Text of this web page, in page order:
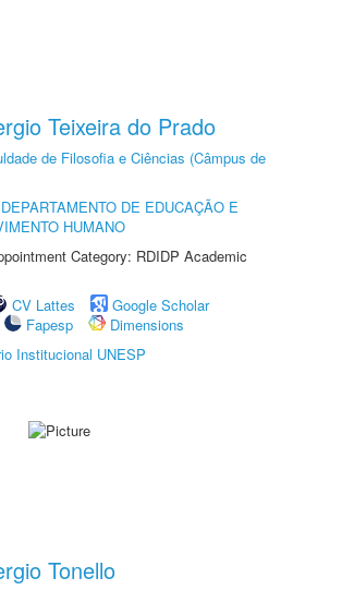
Teixeira do Prado
de Filosofia e Ciências (Câmpus de
DEPARTAMENTO DE EDUCAÇÃO E
HUMANO
Category: RDIDP Academic
CV Lattes
Google Scholar
Fapesp
Dimensions
Institucional UNESP
Tonello